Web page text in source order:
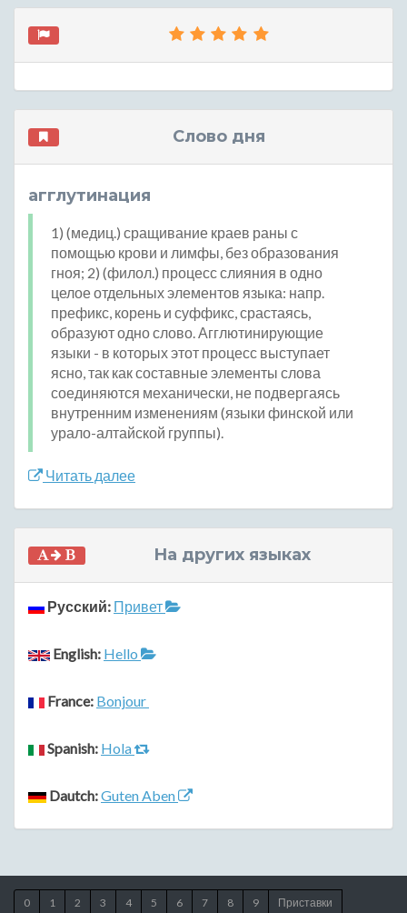
Слово дня
агглутинация
1) (медиц.) сращивание краев раны с
помощью крови и лимфы, без образования
гноя; 2) (филол.) процесс слияния в одно
целое отдельных элементов языка: напр.
префикс, корень и суффикс, срастаясь,
образуют одно слово. Агглютинирующие
языки - в которых этот процесс выступает
ясно, так как составные элементы слова
соединяются механически, не подвергаясь
внутренним изменениям (языки финской или
урало-алтайской группы).
Читать далее
На других языках
Русский: Привет
English: Hello
France: Bonjour
Spanish: Hola
Dautch:Guten Aben
0 1 2 3 4 5 6 7 8 9 Приставки